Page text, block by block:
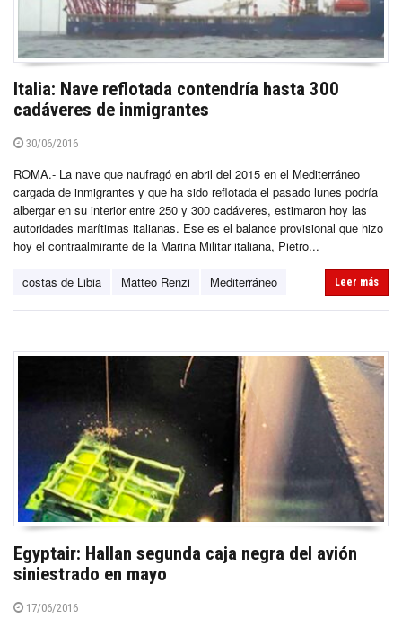
Italia: Nave reflotada contendría hasta 300
cadáveres de inmigrantes
30/06/2016
ROMA.- La nave que naufragó en abril del 2015 en el Mediterráneo
cargada de inmigrantes y que ha sido reflotada el pasado lunes podría
albergar en su interior entre 250 y 300 cadáveres, estimaron hoy las
autoridades marítimas italianas. Ese es el balance provisional que hizo
hoy el contraalmirante de la Marina Militar italiana, Pietro...
costas de Libia Matteo Renzi Mediterráneo Leer más
Egyptair: Hallan segunda caja negra del avión
siniestrado en mayo
17/06/2016